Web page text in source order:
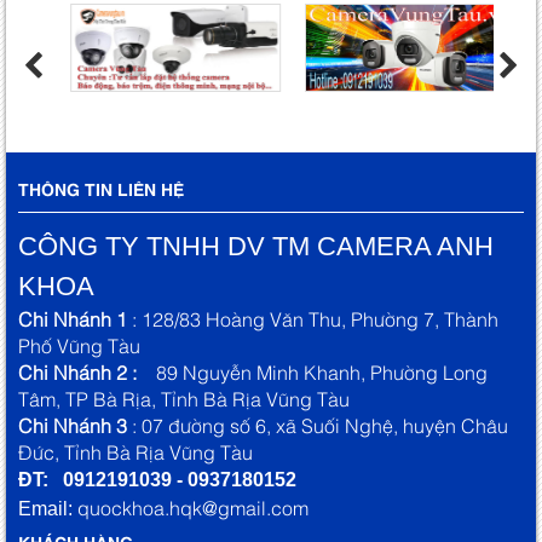
THÔNG TIN LIÊN HỆ
CÔNG TY TNHH DV TM CAMERA ANH
KHOA
Chi Nhánh 1 : 128/83 Hoàng Văn Thu, Phường 7, Thành
Phố Vũng Tàu
Chi Nhánh 2 : 89 Nguyễn Minh Khanh, Phường Long
Tâm, TP Bà Rịa, Tỉnh Bà Rịa Vũng Tàu
Chi Nhánh 3 : 07 đường số 6, xã Suối Nghệ, huyện Châu
Đức, Tỉnh Bà Rịa Vũng Tàu
ĐT: 0912191039 - 0937180152
Email: quockhoa.hqk@gmail.com